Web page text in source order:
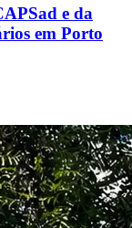
e da
em Porto